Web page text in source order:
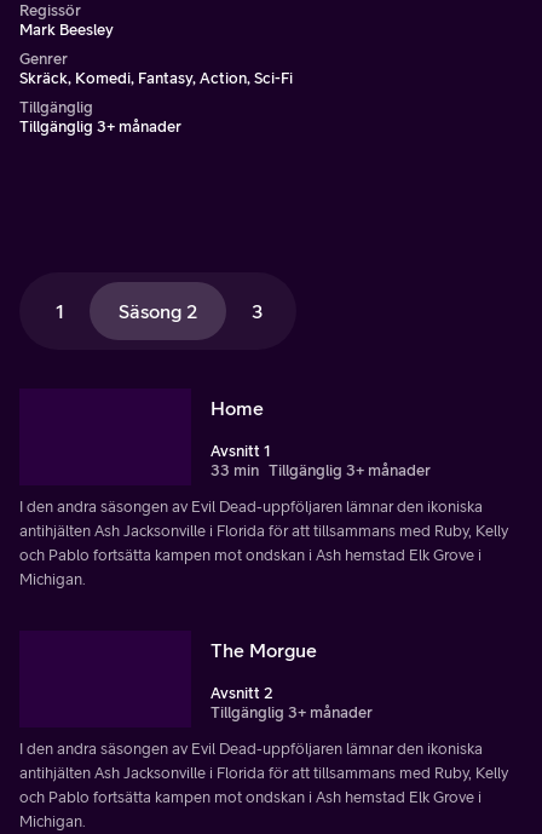
Regissör
Mark Beesley
Genrer
Skräck, Komedi, Fantasy, Action, Sci-Fi
Tillgänglig
Tillgänglig 3+ månader
1 Säsong 2 3
Home
Avsnitt 1
33 min Tillgänglig 3+ månader
I den andra säsongen av Evil Dead-uppföljaren lämnar den ikoniska
antihjälten Ash Jacksonville i Florida för att tillsammans med Ruby, Kelly
och Pablo fortsätta kampen mot ondskan i Ash hemstad Elk Grove i
Michigan.
The Morgue
Avsnitt 2
Tillgänglig 3+ månader
I den andra säsongen av Evil Dead-uppföljaren lämnar den ikoniska
antihjälten Ash Jacksonville i Florida för att tillsammans med Ruby, Kelly
och Pablo fortsätta kampen mot ondskan i Ash hemstad Elk Grove i
Michigan.